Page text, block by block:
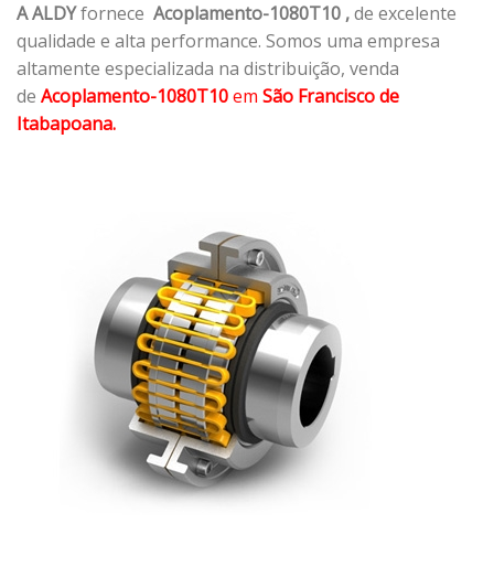
A ALDYfornece Acoplamento-1080T10 ,de excelente
qualidade e alta performance. Somos uma empresa
altamente especializada na distribuição, venda
de Acoplamento-1080T10em São Francisco de
Itabapoana.